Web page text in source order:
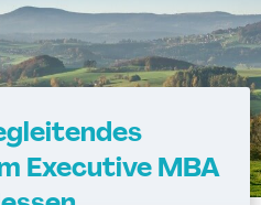
Executive MBA